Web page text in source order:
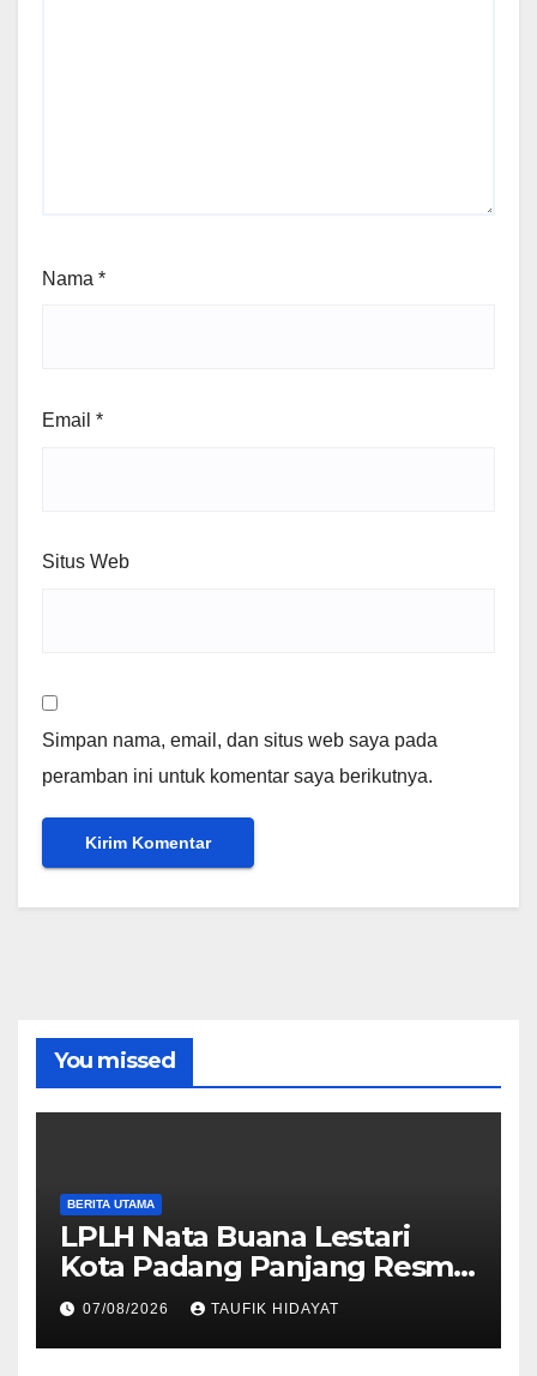
Nama *
Email *
Situs Web
Simpan nama, email, dan situs web saya pada
peramban ini untuk komentar saya berikutnya.
You missed
BERITA UTAMA
LPLH Nata Buana Lestari
Kota Padang Panjang Resmi
Dilantik, Diharapkan Perkuat
Sinergi Pelestarian
Lingkungan
07/08/2026 TAUFIK HIDAYAT